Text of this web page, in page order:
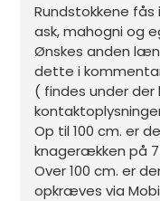
Rundstokkene
ask, mahogni og
Ønskes anden
dette i
( findes under
Op til 100 cm. er
knagerækken på
Over 100 cm. er
opkræves via